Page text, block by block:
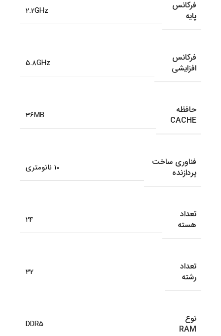
فرکانس
پایه
2.2GHz
فرکانس
افزایشی
5.8GHz
حافظه
CACHE
36MB
فناوری ساخت
پردازنده
10 نانومتری
تعداد
هسته
24
تعداد
رشته
32
نوع
RAM
DDR5